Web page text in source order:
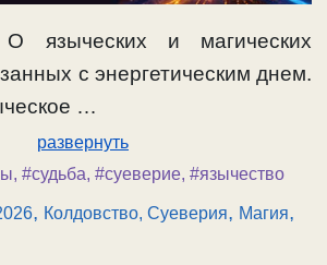
О языческих и магических
с энергетическим днем.
…
развернуть
, #судьба, #суеверие, #язычество
, Колдовство, Суеверия, Магия,